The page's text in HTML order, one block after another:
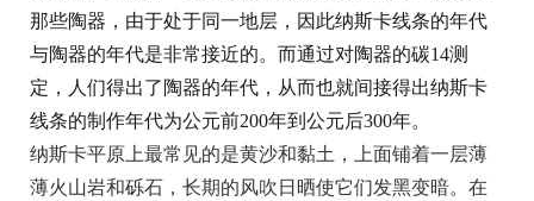
那些陶器，由于处于同一地层，因此纳斯卡线条的年代
与陶器的年代是非常接近的。而通过对陶器的碳14测
定，人们得出了陶器的年代，从而也就间接得出纳斯卡
线条的制作年代为公元前200年到公元后300年。
纳斯卡平原上最常见的是黄沙和黏土，上面铺着一层薄
薄火山岩和砾石，长期的风吹日晒使它们发黑变暗。在